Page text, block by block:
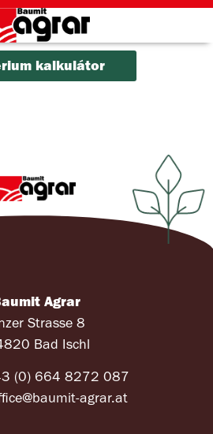
kalkulátor
Agrar
Strasse 8
Bad Ischl
(0) 664 8272 087
agrar.at